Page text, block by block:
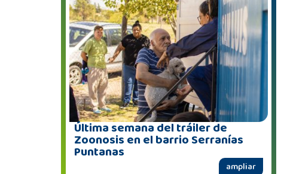
Última semana del tráiler de
Zoonosis en el barrio Serranías
Puntanas
ampliar